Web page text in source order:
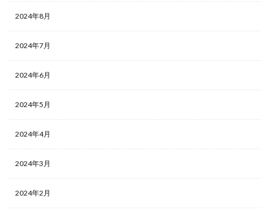
2024年8月
2024年7月
2024年6月
2024年5月
2024年4月
2024年3月
2024年2月